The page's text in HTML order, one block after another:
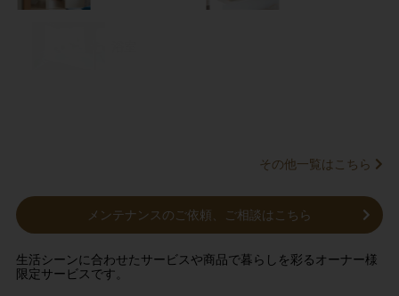
その他一覧はこちら
メンテナンスのご依頼、ご相談はこちら
生活シーンに合わせたサービスや商品で暮らしを彩るオーナー様
限定サービスです。